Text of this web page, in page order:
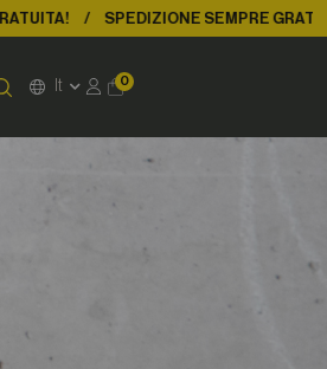
SPEDIZIONE SEMPRE GRATUITA!
It 0